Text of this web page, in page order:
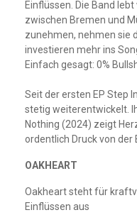
Einflüssen. Die Band
zwischen Bremen und
zunehmen, nehmen sie
investieren mehr ins
Einfach gesagt: 0%
Seit der ersten EP Step
stetig weiterentwickelt.
Nothing (2024) zeigt
ordentlich Druck von der
OAKHEART
Oakheart steht für
Einflüssen aus